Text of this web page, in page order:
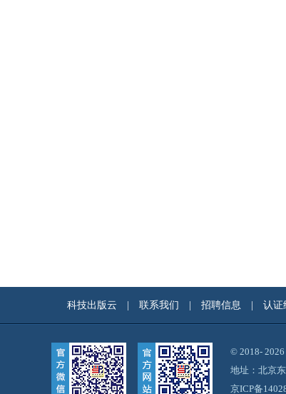
科技出版云 联系我们 招聘信息 认证
© 2018-
地址：北京
京ICP备